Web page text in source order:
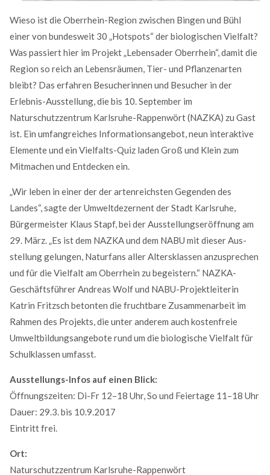
Wieso ist die Oberrhein-Region zwischen Bingen und Bühl
einer von bundesweit 30 „Hotspots“ der biologischen Vielfalt?
Was passiert hier im Projekt „Lebensader Oberrhein“, damit die
Region so reich an Lebensräumen, Tier- und Pflanzenarten
bleibt? Das erfahren Besucherinnen und Besucher in der
Erlebnis-Ausstellung, die bis 10. September im
Naturschutzzentrum Karlsruhe-Rappenwört (NAZKA) zu Gast
ist. Ein umfangreiches Informationsangebot, neun interaktive
Elemente und ein Vielfalts-Quiz laden Groß und Klein zum
Mitmachen und Entdecken ein.
„Wir leben in einer der der artenreichsten Gegenden des
Landes“, sagte der Um­welt­dezer­nent der Stadt Karlsruhe,
Bürgermeister Klaus Stapf, bei der Aus­stel­lungs­eröffnung am
29. März. „Es ist dem NAZKA und dem NABU mit dieser Aus­
stellung gelungen, Naturfans aller Altersklassen anzusprechen
und für die Vielfalt am Oberrhein zu begeistern.“ NAZKA-
Geschäftsführer Andreas Wolf und NABU-Projektleiterin
Katrin Fritzsch betonten die fruchtbare Zusammenarbeit im
Rah­men des Projekts, die unter anderem auch kostenfreie
Umwelt­bil­dungs­ange­bote rund um die biologische Vielfalt für
Schulklassen umfasst.
Ausstellungs-Infos auf einen Blick:
Öffnungszeiten: Di-Fr 12–18 Uhr, So und Feiertage 11–18 Uhr
Dauer: 29.3. bis 10.9.2017
Eintritt frei.
Ort:
Naturschutzzentrum Karlsruhe-Rappenwört
Good Service
MEHR INFOS
Modern & Simple
Lorem ipsum dolor sit amet, consectetuer adipiscing
elit. Aenean commodo ligula eget dolor.